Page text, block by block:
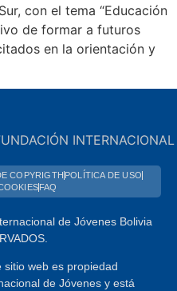
con el tema “Educación
de formar a futuros
en la orientación y
COPYRIGTH POLÍTICA DE USO
FAQ
de Jóvenes Bolivia
web es propiedad
de Jóvenes y está